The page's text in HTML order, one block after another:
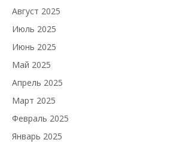
Август 2025
Июль 2025
Июнь 2025
Май 2025
Апрель 2025
Март 2025
Февраль 2025
Январь 2025